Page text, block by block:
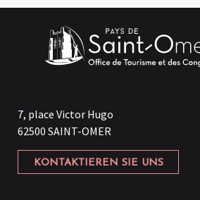
7, place Victor Hugo
62500 SAINT-OMER
KONTAKTIEREN SIE UNS